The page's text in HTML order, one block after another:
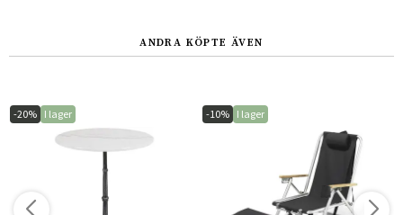
ANDRA KÖPTE ÄVEN
-20% I lager -10% I lager